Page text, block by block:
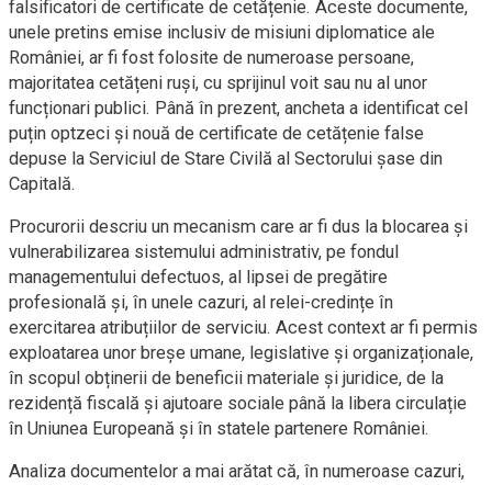
falsificatori de certificate de cetățenie. Aceste documente,
unele pretins emise inclusiv de misiuni diplomatice ale
României, ar fi fost folosite de numeroase persoane,
majoritatea cetățeni ruși, cu sprijinul voit sau nu al unor
funcționari publici. Până în prezent, ancheta a identificat cel
puțin optzeci și nouă de certificate de cetățenie false
depuse la Serviciul de Stare Civilă al Sectorului șase din
Capitală.
Procurorii descriu un mecanism care ar fi dus la blocarea și
vulnerabilizarea sistemului administrativ, pe fondul
managementului defectuos, al lipsei de pregătire
profesională și, în unele cazuri, al relei-credințe în
exercitarea atribuțiilor de serviciu. Acest context ar fi permis
exploatarea unor breșe umane, legislative și organizaționale,
în scopul obținerii de beneficii materiale și juridice, de la
rezidență fiscală și ajutoare sociale până la libera circulație
în Uniunea Europeană și în statele partenere României.
Analiza documentelor a mai arătat că, în numeroase cazuri,